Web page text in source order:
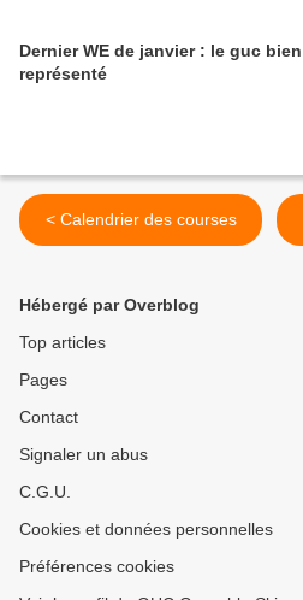
Dernier WE de janvier : le guc bien
représenté
< Calendrier des courses
Hébergé par Overblog
Top articles
Pages
Contact
Signaler un abus
C.G.U.
Cookies et données personnelles
Préférences cookies